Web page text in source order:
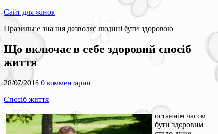
Сайт для жінок
Правильне знання дозволяє людині бути здоровою
Що включає в себе здоровий спосіб
життя
28/07/2016 0 комментария
Спосіб життя
останнім часом
бути здоровим